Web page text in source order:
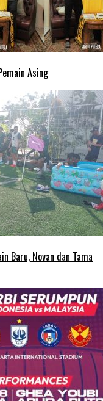
Asing
Baru, Novan dan Tama